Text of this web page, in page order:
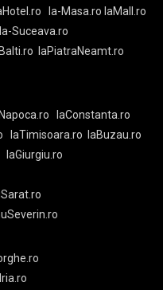
la-Masa.ro laMall.ro
la-Suceava.ro
laPiatraNeamt.ro
laConstanta.ro
laTimisoara.ro
laBuzau.ro
laGiurgiu.ro